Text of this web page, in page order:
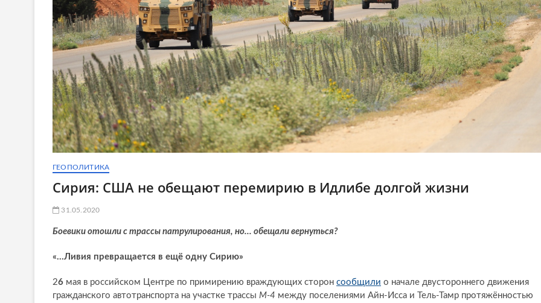
ГЕОПОЛИТИКА
Сирия: США не обещают перемирию в Идлибе долгой жизни
31.05.2020
Боевики отошли с трассы патрулирования, но… обещали вернуться?
«…Ливия превращается в ещё одну Сирию»
26 мая в российском Центре по примирению враждующих сторон сообщили о начале двустороннего движения
гражданского автотранспорта на участке трассы М-4 между поселениями Айн-Исса и Тель-Тамр протяжённостью